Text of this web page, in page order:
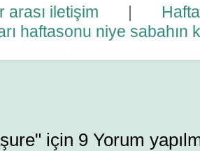
arası iletişim |
haftasonu niye sabahın
için 9 Yorum